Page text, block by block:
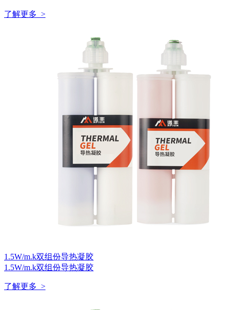
了解更多 >
1.5W/m.k双组份导热凝胶
1.5W/m.k双组份导热凝胶
了解更多 >